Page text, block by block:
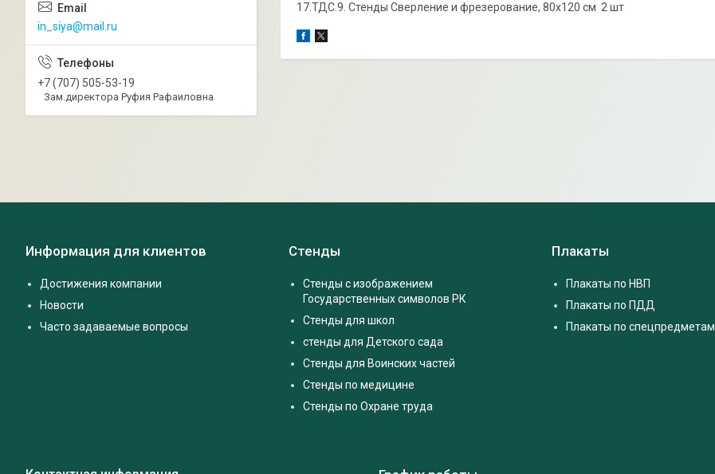
17.ТДС.9. Стенды Сверление и фрезерование, 80х120 см 2 шт
in_siya@mail.ru
+7 (707) 505-53-19
Зам.директора Руфия Рафаиловна
Информация для клиентов
Достижения компании
Новости
Часто задаваемые вопросы
Стенды
Стенды с изображением
Государственных символов РК
Стенды для школ
стенды для Детского сада
Стенды для Воинских частей
Стенды по медицине
Стенды по Охране труда
Плакаты
Плакаты по НВП
Плакаты по ПДД
Плакаты по спецпредметам